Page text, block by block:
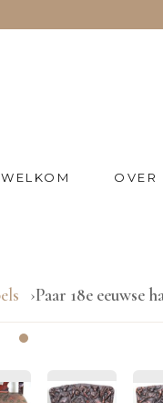
WELKOM OVER
Paar 18e eeuwse